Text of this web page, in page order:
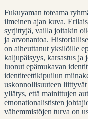
Fukuyaman toteama
ilmeinen ajan kuva.
syrjittyjä, vailla joitakin
ja arvonantoa.
on aiheuttanut yksilöille
kaljupäisyys, karsastus ja
luonut epämukavan
identiteettikipuilun
uskonnollisuuteen
yllätys, että mainittujen
etnonationalististen
vähemmistöjen turva on